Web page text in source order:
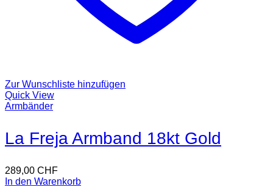
Zur Wunschliste hinzufügen
Quick View
Armbänder
La Freja Armband 18kt Gold
289,00 CHF
In den Warenkorb